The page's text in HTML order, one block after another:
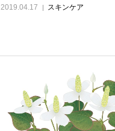
2019.04.17 スキンケア